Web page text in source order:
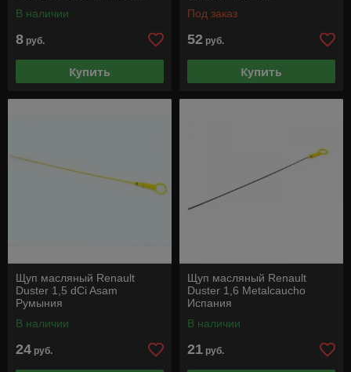
В наличии
8 руб.
Купить
Под заказ
52 руб.
Купить
Щуп масляный Renault
Duster 1,5 dCi Asam
Румыния
В наличии
24 руб.
Щуп масляный Renault
Duster 1,6 Metalcaucho
Испания
В наличии
21 руб.